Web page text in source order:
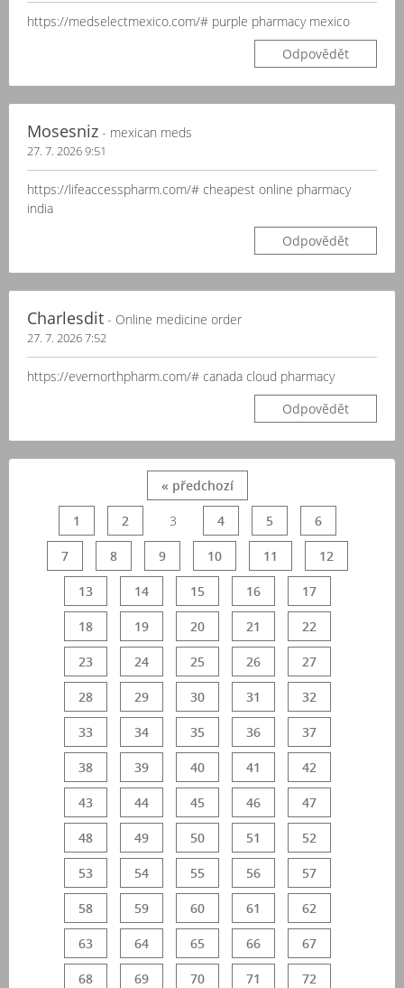
https://medselectmexico.com/# purple pharmacy mexico
Odpovědět
Mosesniz - mexican meds
27. 7. 2026 9:51
https://lifeaccesspharm.com/# cheapest online pharmacy
india
Odpovědět
Charlesdit - Online medicine order
27. 7. 2026 7:52
https://evernorthpharm.com/# canada cloud pharmacy
Odpovědět
« předchozí
1 2 3 4 5 6
7 8 9 10 11 12
13 14 15 16 17
18 19 20 21 22
23 24 25 26 27
28 29 30 31 32
33 34 35 36 37
38 39 40 41 42
43 44 45 46 47
48 49 50 51 52
53 54 55 56 57
58 59 60 61 62
63 64 65 66 67
68 69 70 71 72